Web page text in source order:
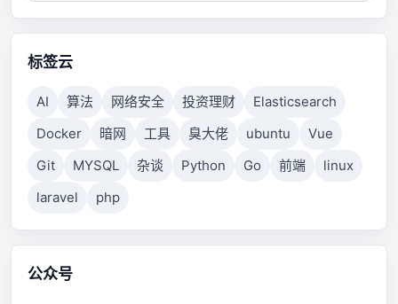
标签云
AI 算法 网络安全 投资理财
Elasticsearch
Docker
暗网 工具 臭大佬 ubuntu
Vue
Git
MYSQL 杂谈 Python Go 前端
linux
laravel
php
公众号